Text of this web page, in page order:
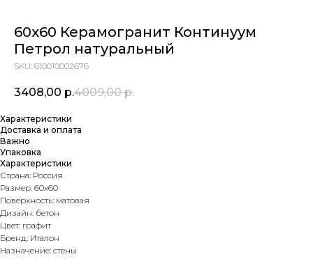
60x60 Керамогранит Континуум
Петрол натуральный
SKU: 610010002676
3408,00 р.4009,00 р.
Характеристики
Доставка и оплата
Важно
Упаковка
Характеристики
Страна: Россия
Размер: 60х60
Поверхность: матовая
Дизайн: бетон
Цвет: графит
Бренд: Италон
Назначение: стены